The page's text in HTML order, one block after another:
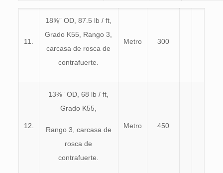
11.
18⅝” OD, 87.5 lb / ft,
Grado K55, Rango 3,
carcasa de rosca de
contrafuerte.
Metro 300
12.
13⅜” OD, 68 lb / ft,
Grado K55,
Rango 3, carcasa de
rosca de
contrafuerte.
Metro 450